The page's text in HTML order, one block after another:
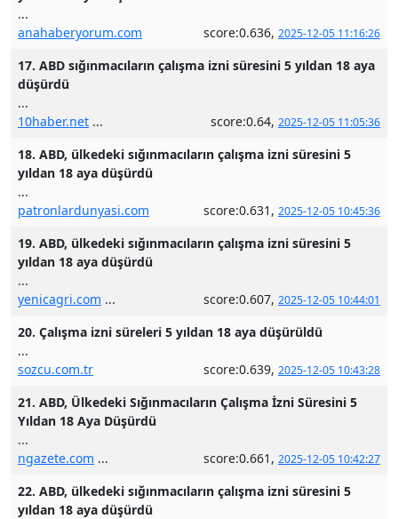
...
anahaberyorum.com
score:0.636, 2025-12-05 11:16:26
17. ABD sığınmacıların çalışma izni süresini 5 yıldan 18 aya
düşürdü
...
10haber.net ... score:0.64, 2025-12-05 11:05:36
18. ABD, ülkedeki sığınmacıların çalışma izni süresini 5
yıldan 18 aya düşürdü
...
patronlardunyasi.com
score:0.631, 2025-12-05 10:45:36
19. ABD, ülkedeki sığınmacıların çalışma izni süresini 5
yıldan 18 aya düşürdü
...
yenicagri.com ... score:0.607, 2025-12-05 10:44:01
20. Çalışma izni süreleri 5 yıldan 18 aya düşürüldü
...
sozcu.com.tr
score:0.639, 2025-12-05 10:43:28
21. ABD, Ülkedeki Sığınmacıların Çalışma İzni Süresini 5
Yıldan 18 Aya Düşürdü
...
ngazete.com ... score:0.661, 2025-12-05 10:42:27
22. ABD, ülkedeki sığınmacıların çalışma izni süresini 5
yıldan 18 aya düşürdü